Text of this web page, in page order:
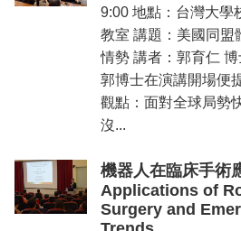
區
社
9:00 地點：台灣大學
教室 講題：美國同盟
情勢 講者：郭育仁
郭博士在演講開場便
觀點：面對全球局勢
沒...
機器人在臨床手術
Applications of
Surgery and